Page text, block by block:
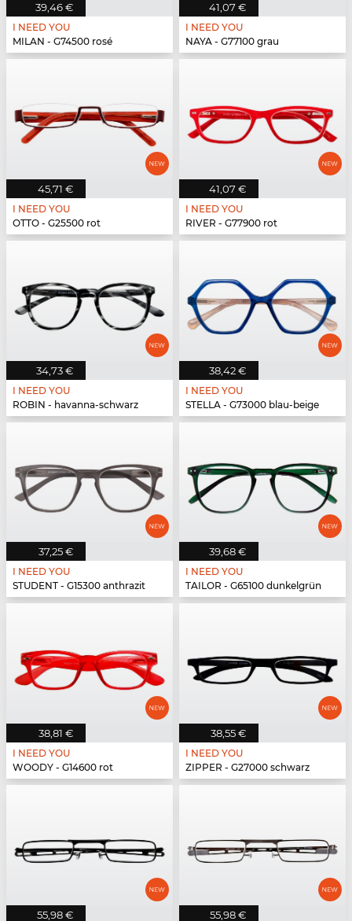
39,46 €
I NEED YOU
MILAN - G74500 rosé
41,07 €
I NEED YOU
NAYA - G77100 grau
45,71 €
I NEED YOU
OTTO - G25500 rot
41,07 €
I NEED YOU
RIVER - G77900 rot
34,73 €
I NEED YOU
ROBIN - havanna-schwarz
38,42 €
I NEED YOU
STELLA - G73000 blau-beige
37,25 €
I NEED YOU
STUDENT - G15300 anthrazit
39,68 €
I NEED YOU
TAILOR - G65100 dunkelgrün
38,81 €
I NEED YOU
WOODY - G14600 rot
38,55 €
I NEED YOU
ZIPPER - G27000 schwarz
55,98 € 55,98 €